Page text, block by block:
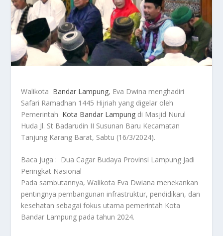
Walikota Bandar Lampung, Eva Dwina menghadiri
Safari Ramadhan 1445 Hijriah yang digelar oleh
Pemerintah Kota Bandar Lampung di Masjid Nurul
Huda Jl. St Badarudin II Susunan Baru Kecamatan
Tanjung Karang Barat, Sabtu (16/3/2024).
Baca Juga : Dua Cagar Budaya Provinsi Lampung Jadi
Peringkat Nasional
Pada sambutannya, Walikota Eva Dwiana menekankan
pentingnya pembangunan infrastruktur, pendidikan, dan
kesehatan sebagai fokus utama pemerintah Kota
Bandar Lampung pada tahun 2024.